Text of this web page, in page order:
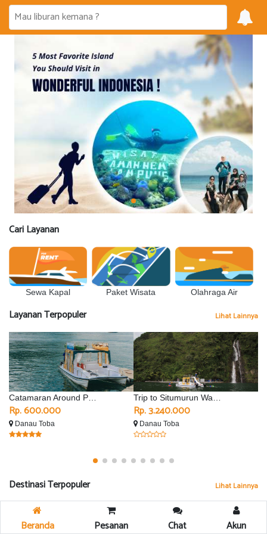
Cari Layanan
Sewa Kapal Paket Wisata Olahraga Air
Layanan Terpopuler Lihat Lainnya
Rp. 600.000
Danau Toba
Rp. 3.240.000
Danau Toba
Destinasi Terpopuler Lihat Lainnya
Beranda Pesanan Chat Akun